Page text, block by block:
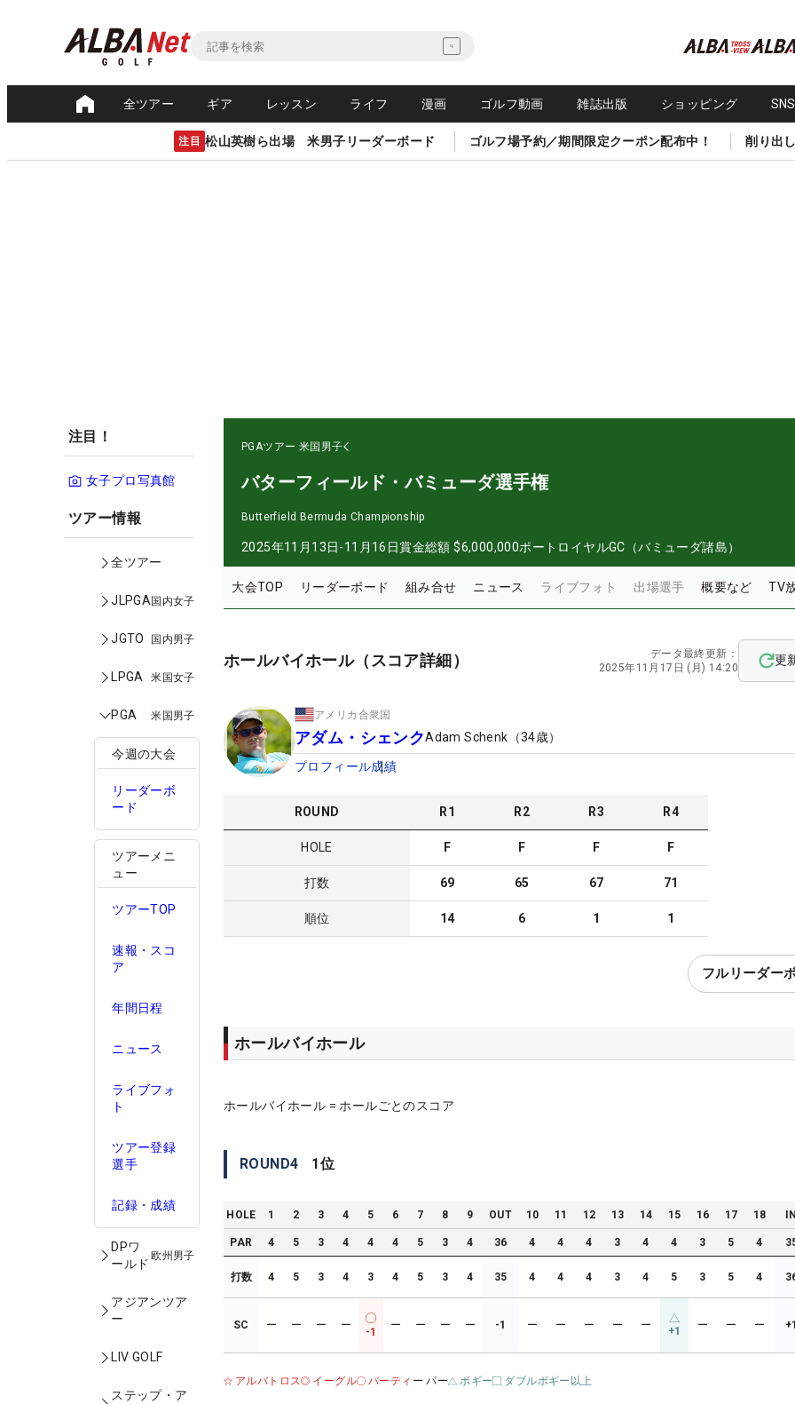
全ツアー ギア レッスン ライフ 漫画 ゴルフ動画 雑誌出版 ショッピング
注目 松山英樹ら出場 米男子リーダーボード ゴルフ場予約／期間限定クーポン配布中！ 削り出
注目！
女子プロ写真館
ツアー情報
全ツアー
JLPGA国内女子
JGTO 国内男子
LPGA 米国女子
PGA 米国男子
今週の大会
リーダーボ
ード
ツアーメニ
ュー
ツアーTOP
速報・スコ
ア
年間日程
ニュース
ライブフォ
ト
ツアー登録
選手
記録・成績
DPワ
ールド
欧州男子
アジアンツア
ー
LIV GOLF
ステップ・ア
PGAツアー 米国男子
バターフィールド・バミューダ選手権
Butterfield Bermuda Championship
2025年11月13日-11月16日賞金総額 $6,000,000ポートロイヤルGC（バミューダ諸島）
大会TOP リーダーボード 組み合せ ニュース ライブフォト 出場選手 概要など TV
ホールバイホール（スコア詳細）
データ最終更新：
2025年11月17日 (月) 14:20
更
アメリカ合衆国
アダム・シェンクAdam Schenk （34歳）
プロフィール成績
ROUND R1 R2 R3 R4
HOLE F F F F
打数 69 65 67 71
順位 14 6 1 1
フルリーダー
ホールバイホール
ホールバイホール = ホールごとのスコア
ROUND4 1位
HOLE 1 2 3 4 5 6 7 8 9 OUT 10 11 12 13 14 15 16 17 18
PAR 4 5 3 4 4 4 5 3 4 36 4 4 4 3 4 4 3 5 4
打数 4 5 3 4 3 4 5 3 4 35 4 4 4 3 4 5 3 5 4
SC ー ー ー ー
-1
ー ー ー ー -1 ー ー ー ー ー +1 ー ー ー
アルバトロス イーグル バーティ ー パー ボギー ダブルボギー以上